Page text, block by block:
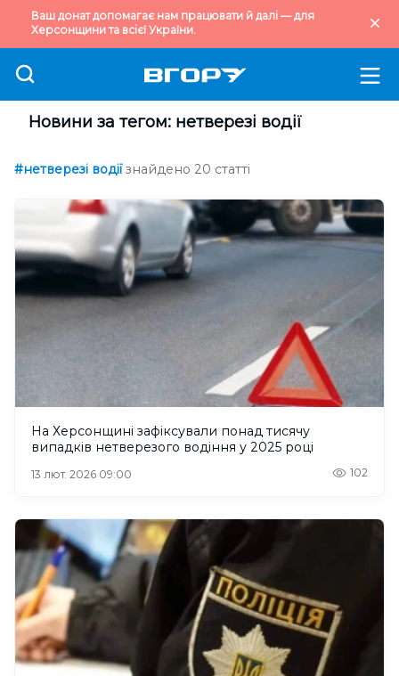
Ваш донат допомагає нам працювати й далі — для
Херсонщини та всієї України.
Новини за тегом: нетверезі водії
#нетверезі водії знайдено 20 статті
На Херсонщині зафіксували понад тисячу
випадків нетверезого водіння у 2025 році
13 лют. 2026 09:00 102